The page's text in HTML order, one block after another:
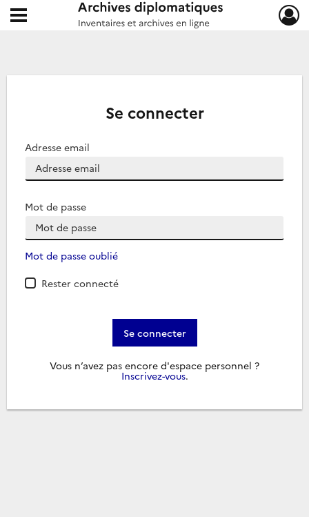
Archives diplomatiques
Ouvrir le menu déroulant
Se connecter
Adresse email
Mot de passe
Mot de passe oublié
Rester connecté
Se connecter
Vous n’avez pas encore d'espace personnel ?
Inscrivez-vous.